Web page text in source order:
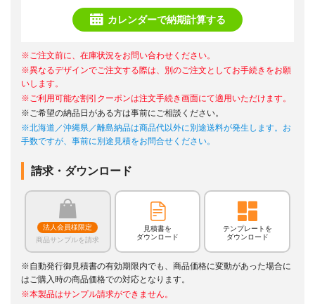
カレンダーで納期計算する
※ご注文前に、在庫状況をお問い合わせください。
※異なるデザインでご注文する際は、別のご注文としてお手続きをお願
いします。
※ご利用可能な割引クーポンは注文手続き画面にて適用いただけます。
※ご希望の納品日がある方は事前にご相談ください。
※北海道／沖縄県／離島納品は商品代以外に別途送料が発生します。お
手数ですが、事前に別途見積をお問合せください。
請求・ダウンロード
法人会員様限定
商品サンプルを請求
見積書を
ダウンロード
テンプレートを
ダウンロード
※自動発行御見積書の有効期限内でも、商品価格に変動があった場合に
はご購入時の商品価格での対応となります。
※本製品はサンプル請求ができません。